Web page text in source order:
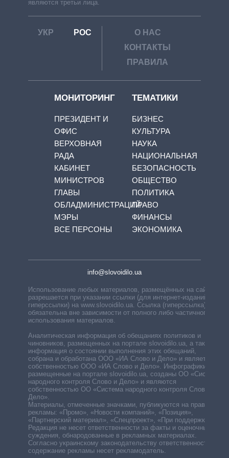
являются третьи лица.
УКР РОС
О НАС
КОНТАКТЫ
ПРАВИЛА
МОНИТОРИНГ
ПРЕЗИДЕНТ И
ОФИС
ВЕРХОВНАЯ
РАДА
КАБИНЕТ
МИНИСТРОВ
ГЛАВЫ
ОБЛАДМИНИСТРАЦИЙ
МЭРЫ
ВСЕ ПЕРСОНЫ
ТЕМАТИКИ
БИЗНЕС
КУЛЬТУРА
НАУКА
НАЦИОНАЛЬНАЯ
БЕЗОПАСНОСТЬ
ОБЩЕСТВО
ПОЛИТИКА
ПРАВО
ФИНАНСЫ
ЭКОНОМИКА
info@slovoidilo.ua
Использование любых материалов, размещённых на сайте,
разрешается при указании ссылки (для интернет-изданий —
гиперссылки) на www.slovoidilo.ua. Ссылка (гиперссылка)
обязательна вне зависимости от полного либо частичного
использования материалов.
Аналитическая информация об обещаниях политиков и
чиновников, размещенных на портале slovoidilo.ua, а также
информация о состоянии выполнения этих обещаний,
собрана и обработана ООО «ИА Слово и Дело» и является
собственностью ООО «ИА Слово и Дело». Инфографики,
размещенные на портале slovoidilo.ua, созданы ОО «Система
народного контроля Слово и Дело» и являются
собственностью ОО «Система народного контроля Слово и
Дело».
Материалы, отмеченные значками, публикуются на правах
рекламы: «Промо», «Новости компаний», «Позиция»,
«Партнерский материал», «Спецпроект», «При поддержке».
Редакция не несет ответственности за факты и оценочные
суждения, обнародованные в рекламных материалах.
Согласно украинскому законодательству ответственность за
содержание рекламы несет рекламодатель.